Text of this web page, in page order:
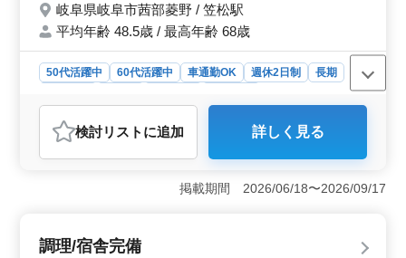
岐阜県岐阜市茜部菱野 / 笠松駅
平均年齢 48.5歳 / 最高年齢 68歳
50代活躍中 60代活躍中 車通勤OK 週休2日制
長期
おすすめポイント
＜シニア層の活躍と経験を活かす環境＞ 50代や60代の
ベテランスタッフが多数活躍中です。これまでの調理経
験を存分に活かせる職場であり、年齢に関係なく長く働
＞ 安定した収入が見込め、賞与も支給されます。各種
検討リスト に追加 詳しく見る
掲載期間 2026/06/18〜2026/09/17
調理/宿舎完備